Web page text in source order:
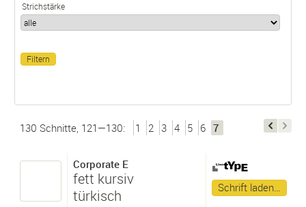
Strichstärke
130 Schnitte, 121—130: 1 2 3 4 5 6 7
Corporate E
fett kursiv
türkisch
Schrift laden…